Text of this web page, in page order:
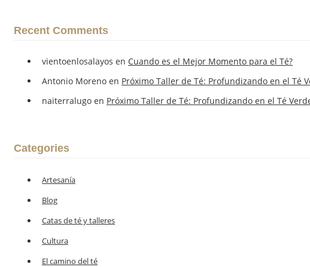
Recent Comments
vientoenlosalayos en Cuando es el Mejor Momento para el Té?
Antonio Moreno en Próximo Taller de Té: Profundizando en el Té
naiterralugo en Próximo Taller de Té: Profundizando en el Té
Categories
Artesanía
Blog
Catas de té y talleres
Cultura
El camino del té